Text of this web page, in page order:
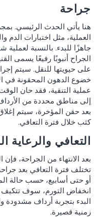
جراحة
هنا يأتي الحدث الرئيسي.
العملية، مثل اختبارات الدم
الجراح أنبوبًا رفيعًا يسمى
خضوع الدهون المحقونة في
إلى مناطق محددة من
بعد حقن المؤخرة، سيتم
كثب خلال فترة التعافي.
التعافي والرعاية
بعد الانتهاء من الجراحة،
تختلف فترة التعافي بعد
أو حتى أسابيع، حسب حالة
انخفاض التورم، سوف تتكيف
البدء بتجربة أرداف مشدودة
زمنية قصيرة.